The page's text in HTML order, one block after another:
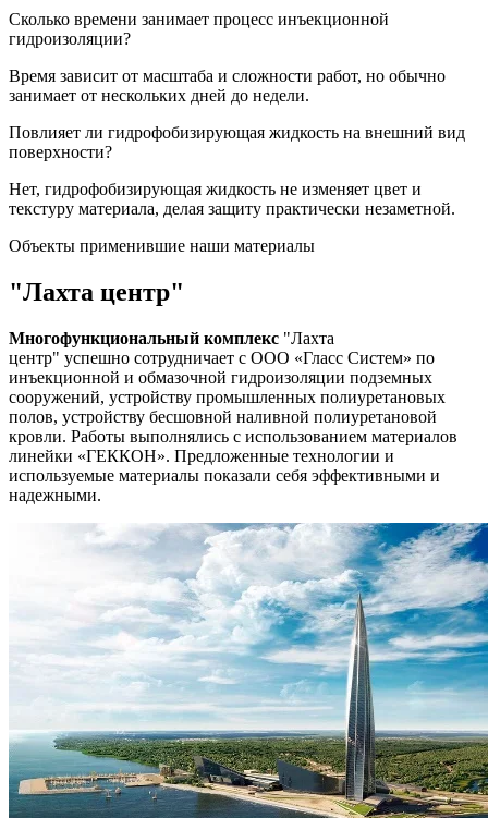
Сколько времени занимает процесс инъекционной
гидроизоляции?
Время зависит от масштаба и сложности работ, но обычно
занимает от нескольких дней до недели.
Повлияет ли гидрофобизирующая жидкость на внешний вид
поверхности?
Нет, гидрофобизирующая жидкость не изменяет цвет и
текстуру материала, делая защиту практически незаметной.
Объекты применившие наши материалы
"Лахта центр"
Многофункциональный комплекс "Лахта
центр" успешно сотрудничает с ООО «Гласс Систем» по
инъекционной и обмазочной гидроизоляции подземных
сооружений, устройству промышленных полиуретановых
полов, устройству бесшовной наливной полиуретановой
кровли. Работы выполнялись с использованием материалов
линейки «ГЕККОН». Предложенные технологии и
используемые материалы показали себя эффективными и
надежными.